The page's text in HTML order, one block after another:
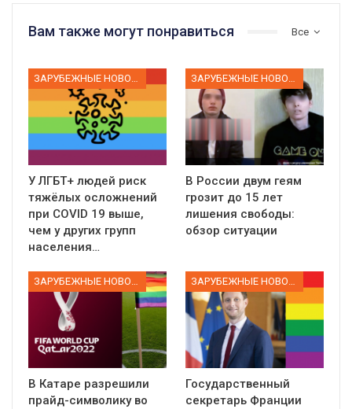
Все
Вам также могут понравиться
У ЛГБТ+ людей риск
тяжёлых осложнений
при COVID 19 выше,
чем у других групп
населения…
В России двум геям
грозит до 15 лет
лишения свободы:
обзор ситуации
В Катаре разрешили
прайд-символику во
Государственный
секретарь Франции